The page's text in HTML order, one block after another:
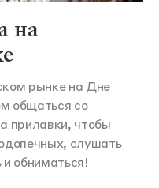
на
рынке на Дне
общаться со
прилавки, чтобы
слушать
обниматься!